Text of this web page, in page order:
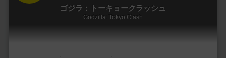
ゴジラ：トーキョークラッシュ
Godzilla: Tokyo Clash